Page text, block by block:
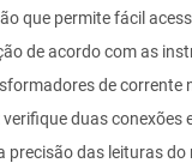
que permite fácil
de acordo com as
de
duas
das leituras do